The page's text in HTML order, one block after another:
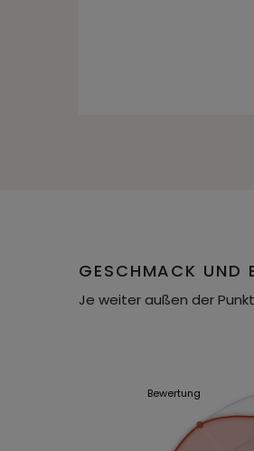
GESCHMACK UND
Je weiter außen der
Bewertung